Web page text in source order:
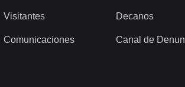
Visitantes
Comunicaciones
Decanos
Canal de